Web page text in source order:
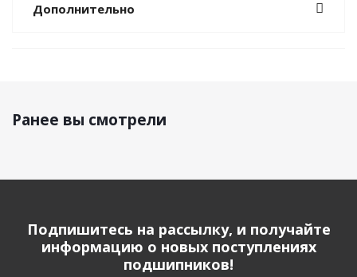
Дополнительно
Ранее вы смотрели
Подпишитесь на рассылку, и получайте
информацию о новых поступлениях
подшипников!